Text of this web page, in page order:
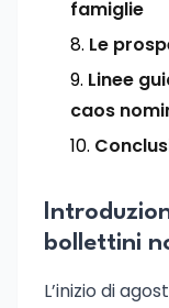
famiglie
Le
Linee
caos
bollettini
L’inizio di